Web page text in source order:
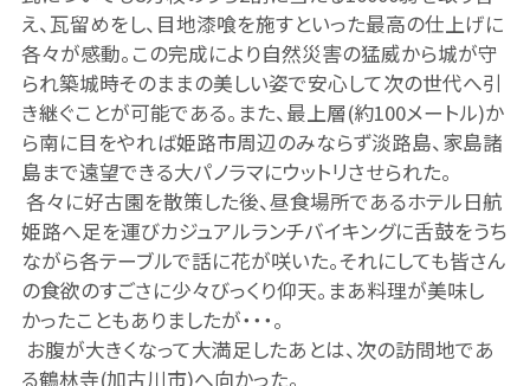
え、瓦留めをし、目地漆喰を施すといった最高の仕上げに
各々が感動。この完成により自然災害の猛威から城が守
られ築城時そのままの美しい姿で安心して次の世代へ引
き継ぐことが可能である。また、最上層(約100メートル)か
ら南に目をやれば姫路市周辺のみならず淡路島、家島諸
島まで遠望できる大パノラマにウットリさせられた。
各々に好古園を散策した後、昼食場所であるホテル日航
姫路へ足を運びカジュアルランチバイキングに舌鼓をうち
ながら各テーブルで話に花が咲いた。それにしても皆さん
の食欲のすごさに少々びっくり仰天。まあ料理が美味し
かったこともありましたが・・・。
お腹が大きくなって大満足したあとは、次の訪問地であ
る鶴林寺(加古川市)へ向かった。